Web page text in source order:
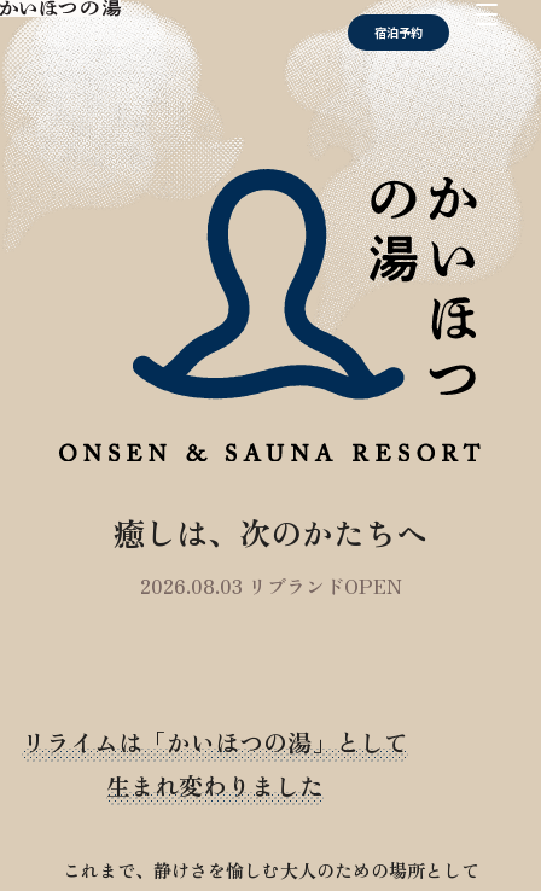
宿泊予約
癒しは、次のかたちへ
2026.08.03 リブランドOPEN
リライムは「かいほつの湯」として
生まれ変わりました
これまで、静けさを愉しむ大人のための場所として